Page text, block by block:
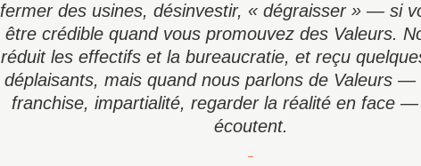
fermer des usines, désinvestir, « dégraisser » — si
être crédible quand vous promouvez des Valeurs.
réduit les effectifs et la bureaucratie, et reçu
déplaisants, mais quand nous parlons de Valeurs —
franchise, impartialité, regarder la réalité en face
écoutent.
−